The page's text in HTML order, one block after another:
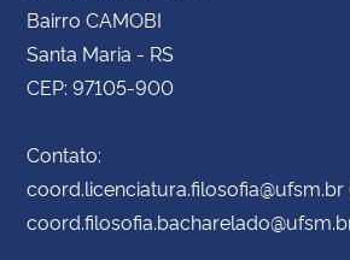
Bairro CAMOBI
Santa Maria - RS
CEP: 97105-900
Contato:
coord.licenciatura.filosofia@ufsm.br